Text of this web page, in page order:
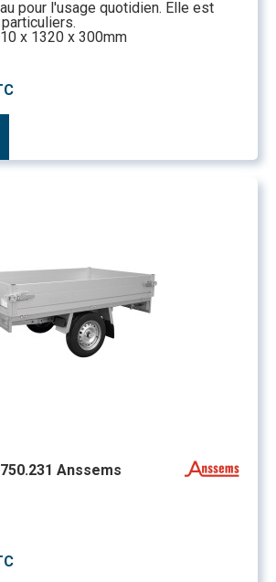
pour l'usage quotidien. Elle est
x 1320 x 300mm
Anssems